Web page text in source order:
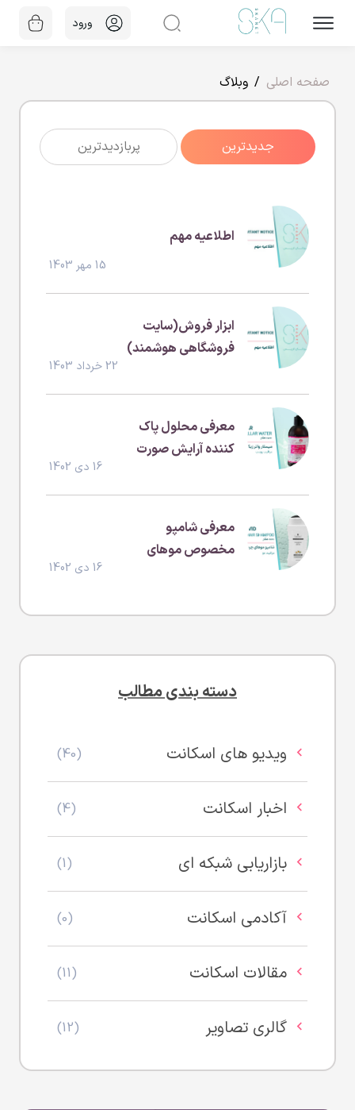
ورود
صفحه اصلی وبلاگ
جدیدترین پربازدیدترین
اطلاعیه مهم
15 مهر 1403
ابزار فروش(سایت
فروشگاهی هوشمند)
22 خرداد 1403
معرفی محلول پاک
کننده آرایش صورت
پارابن )
16 دی 1402
معرفی شامپو
مخصوص موهای
16 دی 1402
دسته بندی مطالب
ویدیو های اسکانت (40)
اخبار اسکانت (4)
بازاریابی شبکه ای (1)
آکادمی اسکانت (0)
مقالات اسکانت (11)
گالری تصاویر (12)